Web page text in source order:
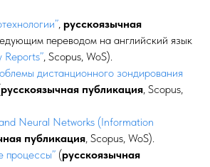
, русскоязычная
переводом на английский язык
, Scopus, WoS).
дистанционного зондирования
русскоязычная публикация, Scopus,
Neural Networks (Information
публикация, Scopus, WoS).
процессы” (русскоязычная